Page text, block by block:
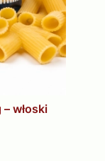
włoski